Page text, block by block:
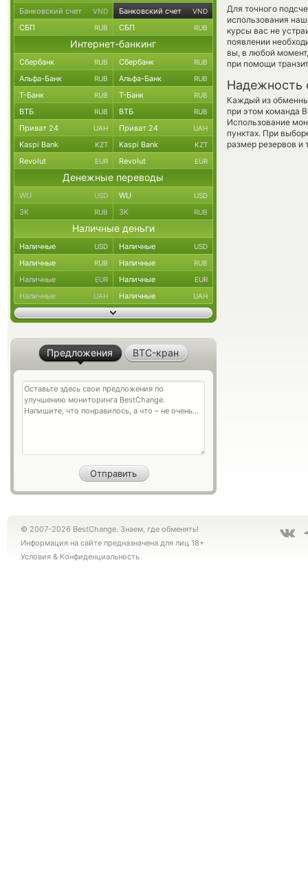
Для точного
использования
курсы вас не
появлении
вы, в любой
при помощи
Надежность
Каждый из
при этом команда
Использование
пунктах. При
размер резервов и
Банковский счет VND Банковский счет VND
СБП RUB СБП RUB
Интернет-банкинг
Сбербанк RUB Сбербанк RUB
Альфа-Банк RUB Альфа-Банк RUB
Т-Банк RUB Т-Банк RUB
ВТБ RUB ВТБ RUB
Приват 24 UAH Приват 24 UAH
Kaspi Bank KZT Kaspi Bank KZT
Revolut EUR Revolut EUR
Денежные переводы
WU USD WU USD
ЗК RUB ЗК RUB
Наличные деньги
Наличные USD Наличные USD
Наличные RUB Наличные RUB
Наличные EUR Наличные EUR
Наличные UAH Наличные UAH
Предложения BTC-кран
© 2007-2026 BestChange. Знаем, где обменять!
Информация на сайте предназначена для лиц 18+
Условия & Конфиденциальность